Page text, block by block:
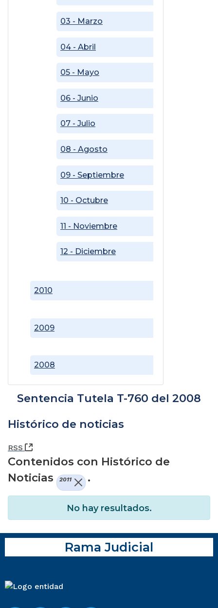
2008
2009
2010
03 - Marzo
04 - Abril
05 - Mayo
06 - Junio
07 - Julio
08 - Agosto
09 - Septiembre
10 - Octubre
11 - Noviembre
12 - Diciembre
Sentencia Tutela T-760 del 2008
Histórico de noticias
RSS (Abre una nueva ventana)
Contenidos con Histórico de
Noticias
2011 .
No hay resultados.
Rama Judicial